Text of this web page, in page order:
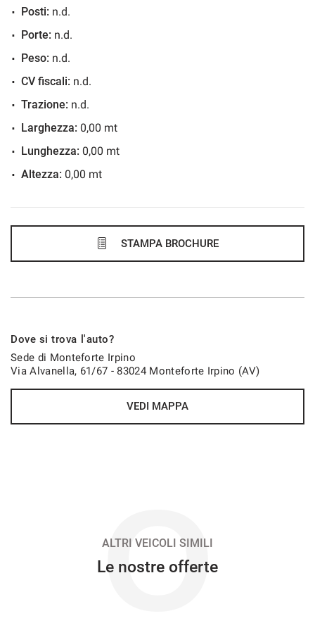
36 Mesi
630€/mese
48 Mesi
640€/mese
48 Mesi
655€/mese
Posti: n.d.
Porte: n.d.
Peso: n.d.
CV fiscali: n.d.
Trazione: n.d.
Larghezza: 0,00 mt
Lunghezza: 0,00 mt
Altezza: 0,00 mt
STAMPA BROCHURE
Dove si trova l'auto?
Sede di Monteforte Irpino
Via Alvanella, 61/67 - 83024 Monteforte Irpino (AV)
VEDI MAPPA
O
ALTRI VEICOLI SIMILI
Le nostre offerte